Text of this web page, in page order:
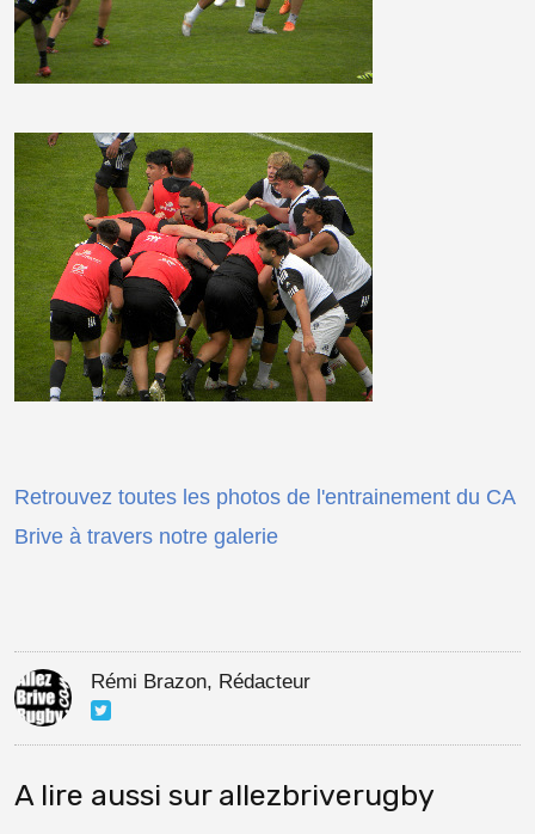
Retrouvez toutes les photos de l'entrainement du CA
Brive à travers notre galerie
Rémi Brazon, Rédacteur
A lire aussi sur allezbriverugby